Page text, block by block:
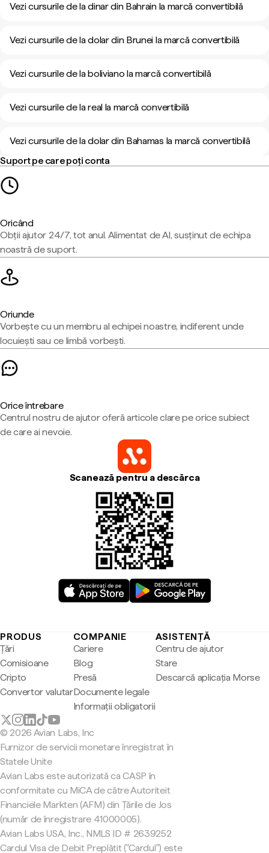
Vezi cursurile de la dinar din Bahrain la marcă convertibilă
Vezi cursurile de la dolar din Brunei la marcă convertibilă
Vezi cursurile de la boliviano la marcă convertibilă
Vezi cursurile de la real la marcă convertibilă
Vezi cursurile de la dolar din Bahamas la marcă convertibilă
Suport pe care poți conta
Oricând
Obții ajutor 24/7, tot anul. Alimentat de AI, susținut de echipa
noastră de suport.
Oriunde
Vorbește cu un membru al echipei noastre, indiferent unde
locuiești sau ce limbă vorbești.
Orice întrebare
Centrul nostru de ajutor oferă articole clare pe orice subiect
de care ai nevoie.
Scanează pentru a descărca
PRODUS
Țări
Comisioane
Cripto
Convertor valutar
COMPANIE
Cariere
Blog
Presă
Documente legale
Informații obligatorii
ASISTENȚĂ
Centru de ajutor
Stare
Descarcă aplicația Morse
© 2026 Avian Labs, Inc
Furnizor de servicii monetare înregistrat în
Statele Unite
Avian Labs este autorizată ca CASP în
conformitate cu MiCA de către Autoriteit
Financiële Markten (AFM) din Țările de Jos
(număr de înregistrare 41000005).
Avian Labs USA, Inc., NMLS ID # 2639252
Cardul Visa de Debit Preplătit ("Cardul") este